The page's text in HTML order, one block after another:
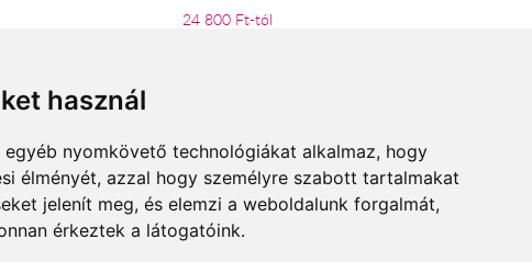
használ
nyomkövető technológiákat alkalmaz, hogy
élményét, azzal hogy személyre szabott tartalmakat
jelenít meg, és elemzi a weboldalunk forgalmát,
érkeztek a látogatóink.
24 800 Ft-tól